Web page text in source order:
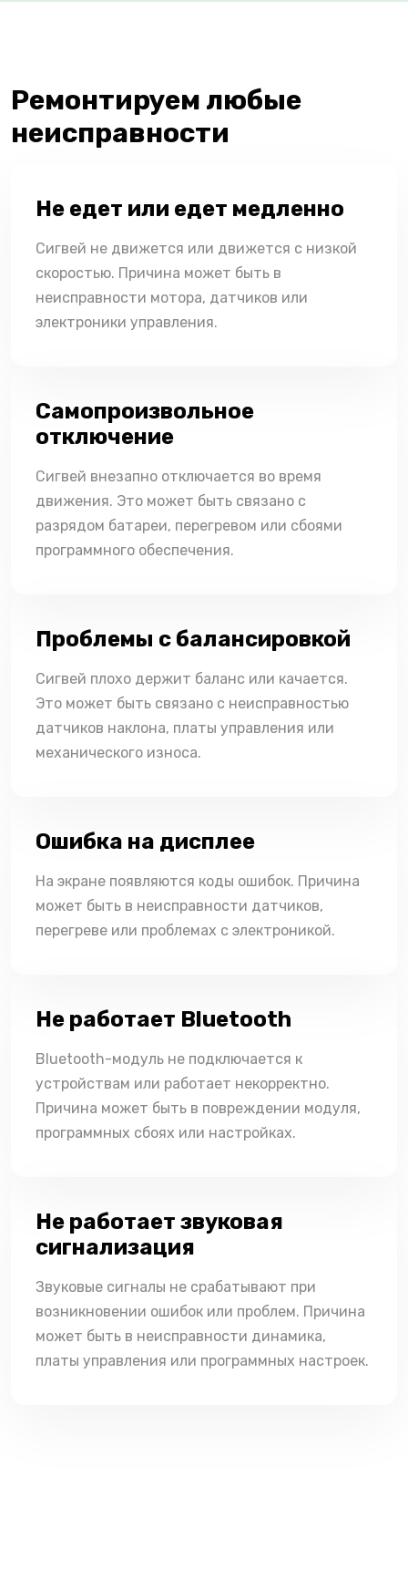
Ремонтируем любые
неисправности
Не едет или едет медленно
Сигвей не движется или движется с низкой
скоростью. Причина может быть в
неисправности мотора, датчиков или
электроники управления.
Самопроизвольное
отключение
Сигвей внезапно отключается во время
движения. Это может быть связано с
разрядом батареи, перегревом или сбоями
программного обеспечения.
Проблемы с балансировкой
Сигвей плохо держит баланс или качается.
Это может быть связано с неисправностью
датчиков наклона, платы управления или
механического износа.
Ошибка на дисплее
На экране появляются коды ошибок. Причина
может быть в неисправности датчиков,
перегреве или проблемах с электроникой.
Не работает Bluetooth
Bluetooth-модуль не подключается к
устройствам или работает некорректно.
Причина может быть в повреждении модуля,
программных сбоях или настройках.
Не работает звуковая
сигнализация
Звуковые сигналы не срабатывают при
возникновении ошибок или проблем. Причина
может быть в неисправности динамика,
платы управления или программных настроек.